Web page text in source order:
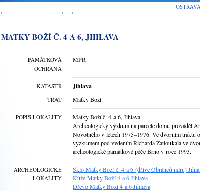
MATKY BOŽÍ Č. 4 A 6, JIHLAVA
PAMÁTKOVÁ
OCHRANA
MPR
KATASTR Jihlava
TRAŤ Matky Boží
POPIS LOKALITY
Matky Boží č. 4 a 6, Jihlava
Archeologický výzkum na parcele domu prováděl
Novotného v letech 1975–1976. Ve dvorním traktu
výzkumem pod vedením Richarda Zatloukala ve
archeologické památkové péče Brno v roce 1993.
ARCHEOLOGICKÉ
LOKALITY
Sklo Matky Boží č. 4 a 6 (dříve Obránců míru)
Kůže Matky Boží 4 a 6 Jihlava
Dřevo Matky Boží 4 a 6 Jihlava